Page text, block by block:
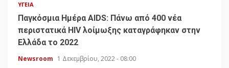
ΥΓΕΊΑ
Παγκόσμια Ημέρα AIDS: Πάνω από 400 νέα
περιστατικά HIV λοίμωξης καταγράφηκαν στην
Ελλάδα το 2022
Newsroom 1 Δεκεμβρίου, 2022 - 08:00